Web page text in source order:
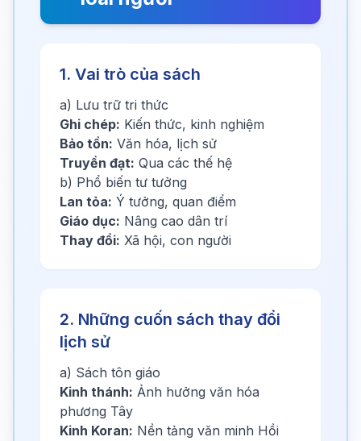
1. Vai trò của sách
a) Lưu trữ tri thức
Ghi chép: Kiến thức, kinh nghiệm
Bảo tồn: Văn hóa, lịch sử
Truyền đạt: Qua các thế hệ
b) Phổ biến tư tưởng
Lan tỏa: Ý tưởng, quan điểm
Giáo dục: Nâng cao dân trí
Thay đổi: Xã hội, con người
2. Những cuốn sách thay đổi
lịch sử
a) Sách tôn giáo
Kinh thánh: Ảnh hưởng văn hóa
phương Tây
Kinh Koran: Nền tảng văn minh Hồi